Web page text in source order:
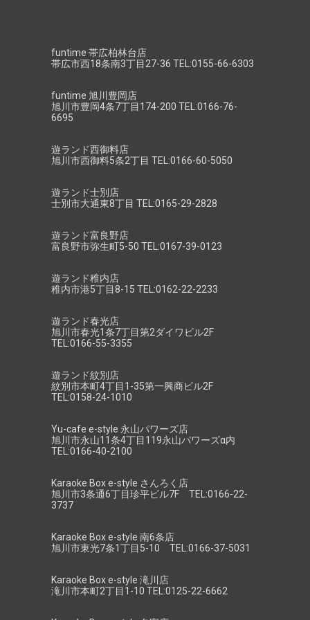
funtime 帯広柏林台店
帯広市西18条南3丁目27-36 TEL:0155-66-6303
funtime 旭川豊岡店
旭川市豊岡4条7丁目174-200 TEL:0166-76-
6695
遊ランド西御料店
旭川市西御料5条2丁目 TEL:0166-60-5050
遊ランド士別店
士別市大通東8丁目 TEL:0165-29-2828
遊ランド富良野店
富良野市弥生町5-50 TEL:0167-39-0123
遊ランド稚内店
稚内市港5丁目8-15 TEL:0162-22-2233
遊ランド春光店
旭川市春光1条7丁目第2ダイワビル2F
TEL:0166-55-3355
遊ランド紋別店
紋別市本町4丁目1-35第一興商ビル2F
TEL:0158-24-1010
Yu-cafe e-style 永山パワーズ店
旭川市永山11条4丁目119永山パワーズα内
TEL:0166-40-2100
Karaoke Box e-style さんろく店
旭川市3条通6丁目珍平ビル7F TEL:0166-22-
3737
Karaoke Box e-style 南6条店
旭川市東光7条1丁目5-10 TEL:0166-37-5031
Karaoke Box e-style 滝川店
滝川市本町2丁目1-10 TEL:0125-22-6662